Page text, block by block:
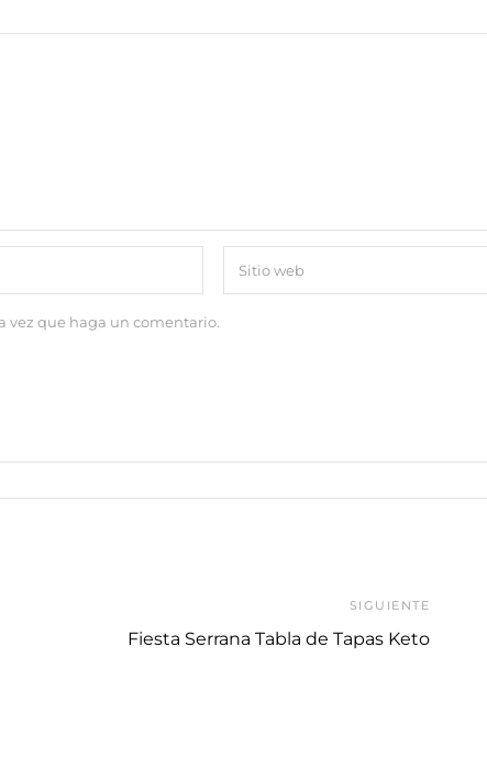
vez que haga un comentario.
SIGUIENTE
Fiesta Serrana Tabla de Tapas Keto